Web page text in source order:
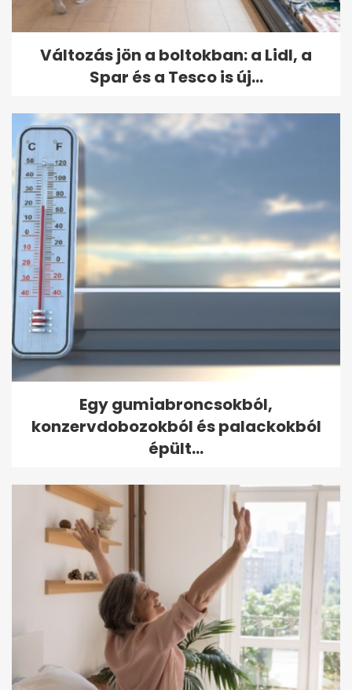
Változás jön a boltokban: a Lidl, a
Spar és a Tesco is új...
Egy gumiabroncsokból,
konzervdobozokból és palackokból
épült...